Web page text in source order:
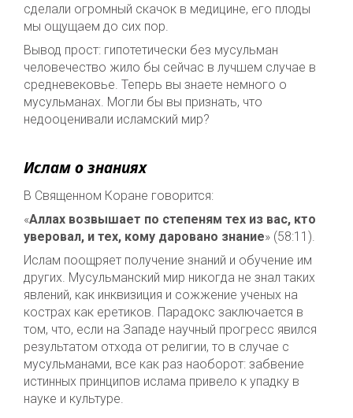
сделали огромный скачок в медицине, его плоды
мы ощущаем до сих пор.
Вывод прост: гипотетически без мусульман
человечество жило бы сейчас в лучшем случае в
средневековье. Теперь вы знаете немного о
мусульманах. Могли бы вы признать, что
недооценивали исламский мир?
Ислам о знаниях
В Священном Коране говорится:
«Аллах возвышает по степеням тех из вас, кто
уверовал, и тех, кому даровано знание» (58:11).
Ислам поощряет получение знаний и обучение им
других. Мусульманский мир никогда не знал таких
явлений, как инквизиция и сожжение ученых на
кострах как еретиков. Парадокс заключается в
том, что, если на Западе научный прогресс явился
результатом отхода от религии, то в случае с
мусульманами, все как раз наоборот: забвение
истинных принципов ислама привело к упадку в
науке и культуре.